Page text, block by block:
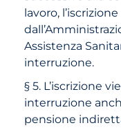
lavoro,
Assistenza
interruzione.
§ 5. L’iscrizione
interruzione
pensione